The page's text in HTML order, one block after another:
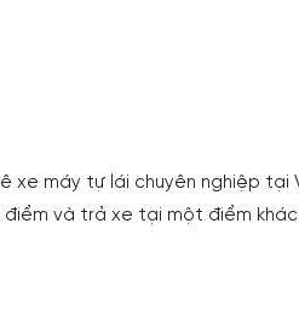
xe máy tự lái chuyên nghiệp tại
và trả xe tại một điểm